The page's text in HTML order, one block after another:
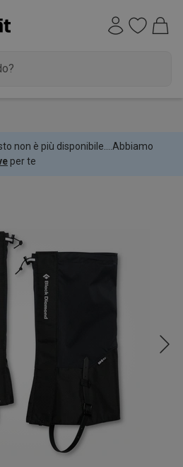
non è più disponibile.... Abbiamo
per te